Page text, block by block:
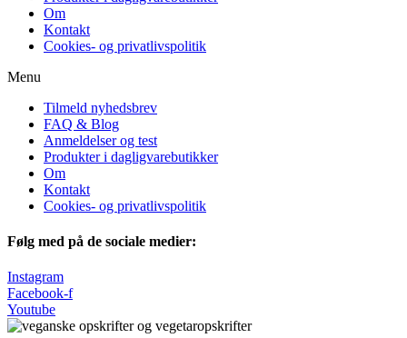
Om
Kontakt
Cookies- og privatlivspolitik
Menu
Tilmeld nyhedsbrev
FAQ & Blog
Anmeldelser og test
Produkter i dagligvarebutikker
Om
Kontakt
Cookies- og privatlivspolitik
Følg med på de sociale medier:
Instagram
Facebook-f
Youtube